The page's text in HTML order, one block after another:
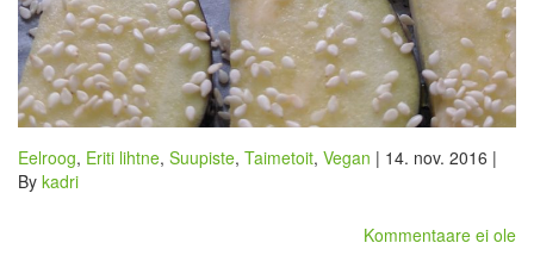
Eelroog, Eriti lihtne, Suupiste, Taimetoit, Vegan | 14. nov. 2016 |
By kadri
Kommentaare ei ole